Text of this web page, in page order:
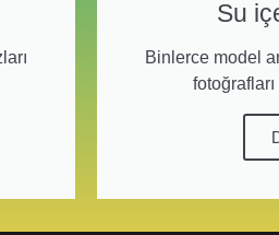
Su
Binlerce model